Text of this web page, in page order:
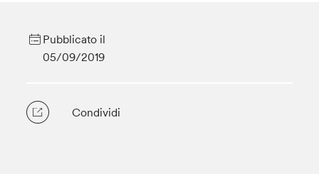
Pubblicato il
05/09/2019
Condividi